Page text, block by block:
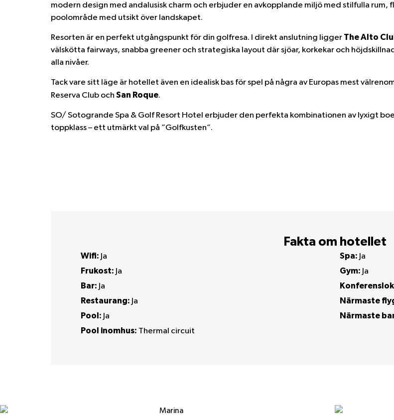
modern design med andalusisk charm och erbjuder en avkopplande miljö med stilfulla
poolområde med utsikt över landskapet.
Resorten är en perfekt utgångspunkt för din golfresa. I direkt anslutning ligger The Alto
välskötta fairways, snabba greener och strategiska layout där sjöar, korkekar och
alla nivåer.
Tack vare sitt läge är hotellet även en idealisk bas för spel på några av Europas mest
Reserva Club och San Roque.
SO/ Sotogrande Spa & Golf Resort Hotel erbjuder den perfekta kombinationen av lyxigt
toppklass – ett utmärkt val på ”Golfkusten”.
Fakta om hotellet
Wifi: Ja
Frukost: Ja
Bar: Ja
Restaurang: Ja
Pool: Ja
Pool inomhus: Thermal circuit
Spa: Ja
Gym: Ja
Närmaste
Närmaste